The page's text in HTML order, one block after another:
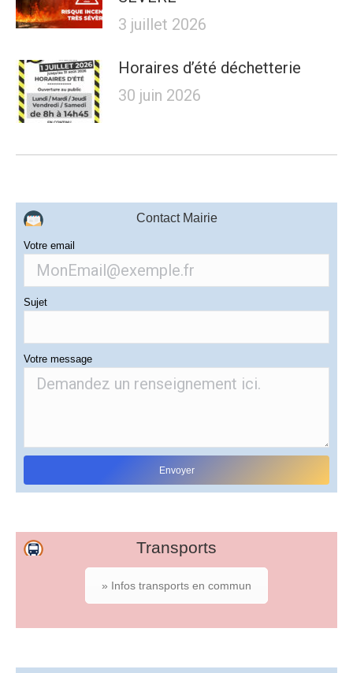
3 juillet 2026
Horaires d’été déchetterie
30 juin 2026
Contact Mairie
Votre email
Sujet
Votre message
Transports
» Infos transports en commun